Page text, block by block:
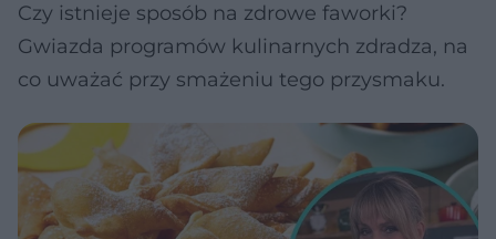
Czy istnieje sposób na zdrowe faworki?
Gwiazda programów kulinarnych zdradza, na
co uważać przy smażeniu tego przysmaku.